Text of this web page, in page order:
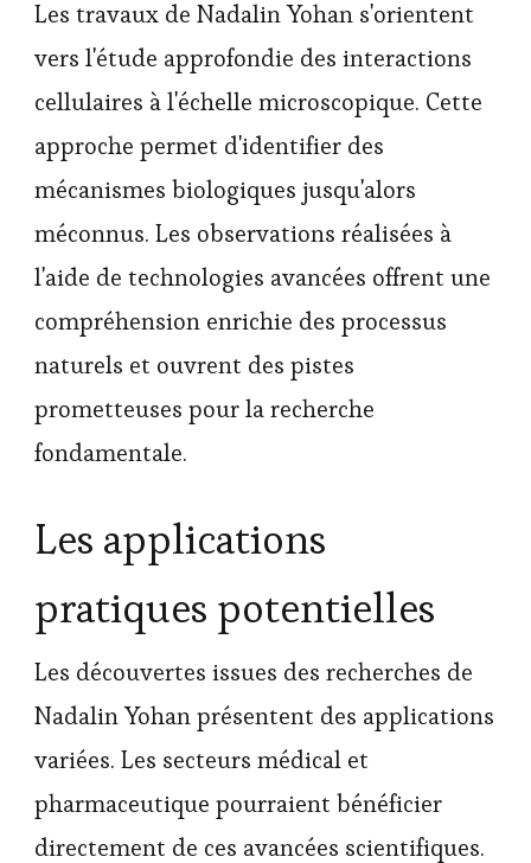
Les travaux de Nadalin Yohan s'orientent
vers l'étude approfondie des interactions
cellulaires à l'échelle microscopique. Cette
approche permet d'identifier des
mécanismes biologiques jusqu'alors
méconnus. Les observations réalisées à
l'aide de technologies avancées offrent une
compréhension enrichie des processus
naturels et ouvrent des pistes
prometteuses pour la recherche
fondamentale.
Les applications
pratiques potentielles
Les découvertes issues des recherches de
Nadalin Yohan présentent des applications
variées. Les secteurs médical et
pharmaceutique pourraient bénéficier
directement de ces avancées scientifiques.